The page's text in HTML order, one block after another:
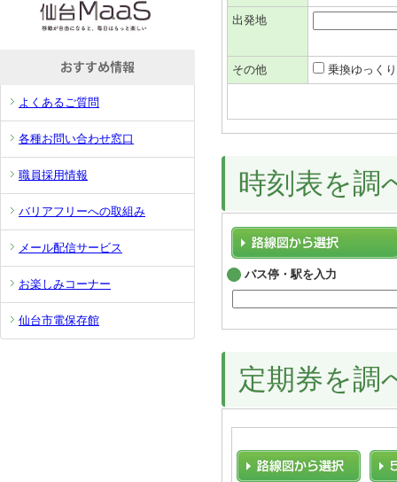
出発地
その他 乗換ゆっ
時刻表を調
バス停・駅を入力
定期券を調
よくあるご質問
各種お問い合わせ窓口
職員採用情報
バリアフリーへの取組み
メール配信サービス
お楽しみコーナー
仙台市電保存館